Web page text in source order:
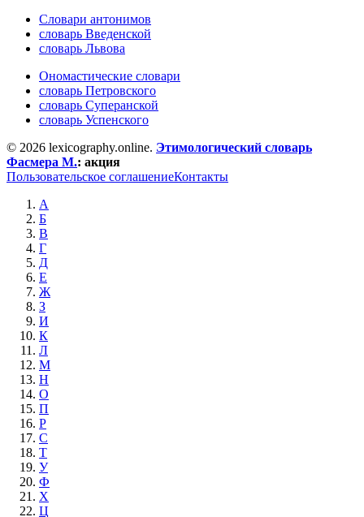
Словари антонимов
словарь Введенской
словарь Львова
Ономастические словари
словарь Петровского
словарь Суперанской
словарь Успенского
© 2026 lexicography.online. Этимологический словарь
Фасмера М.: акция
Пользовательское соглашениеКонтакты
А
Б
В
Г
Д
Е
Ж
З
И
К
Л
М
Н
О
П
Р
С
Т
У
Ф
Х
Ц